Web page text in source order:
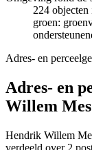
224 objecten
groen:
Adres- en
Adres- en
Willem
Hendrik Willem